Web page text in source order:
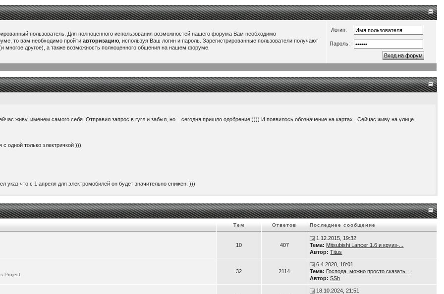
пользователь. Для полноценного использования возможностей нашего форума Вам необходимо
то вам необходимо пройтиавторизацию , используя Ваш логин и пароль. Зарегистрированные пользователи получают
многое другое), а также возможность полноценного общения на нашем форуме.
Логин:
Пароль:
живу, именем самого себя. Отправил запрос в гугл и забыл, но... сегодня пришло одобрение )))) И появилось обозначение на картах...Сейчас живу на улице
одной только электричкой )))
указ что с 1 апреля для электромобилей он будет значительно снижен. )))
china/...rtPurpose=USAGE
интересно думаю
Тем Ответов Последнее сообщение
10 407
1.12.2015, 19:32
Тема: Mitsubishi Lancer 1.6 и круиз-...
Автор: Titus
Project
32 2114
6.4.2020, 18:01
Тема: Господа, можно просто сказать ...
Автор: SSh
18.10.2024, 21:51